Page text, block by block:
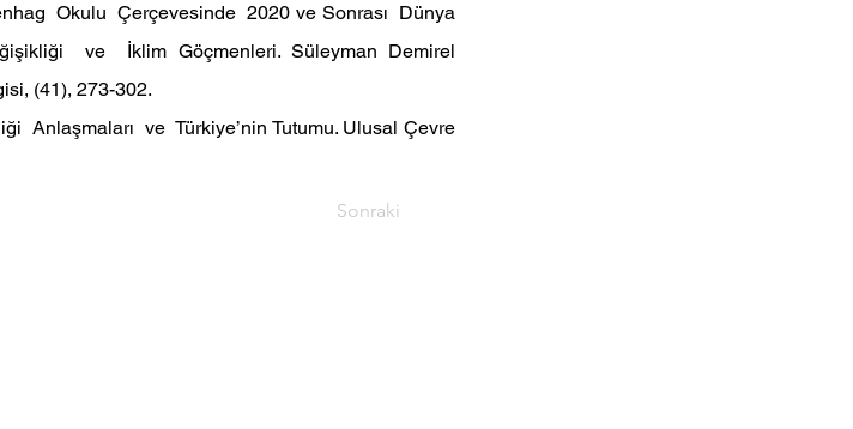
Okulu  Çerçevesinde  2020 ve Sonrası  Dünya
ve  İklim Göçmenleri. Süleyman Demirel
(41), 273-302.
Anlaşmaları  ve  Türkiye’nin Tutumu. Ulusal Çevre
Sonraki